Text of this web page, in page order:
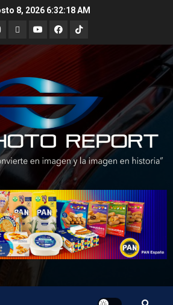
8, 2026 6:32:19 AM
X YoutubeFacebook
TikTok